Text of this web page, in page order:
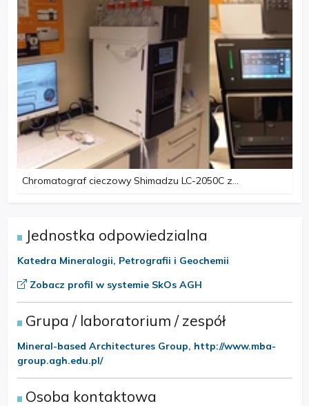
Chromatograf cieczowy Shimadzu LC-2050C z
Jednostka odpowiedzialna
Katedra Mineralogii, Petrografii i Geochemii
Zobacz profil w systemie SkOs AGH
Grupa / laboratorium / zespół
Mineral-based Architectures Group, http://www.mba-
group.agh.edu.pl/
Osoba kontaktowa